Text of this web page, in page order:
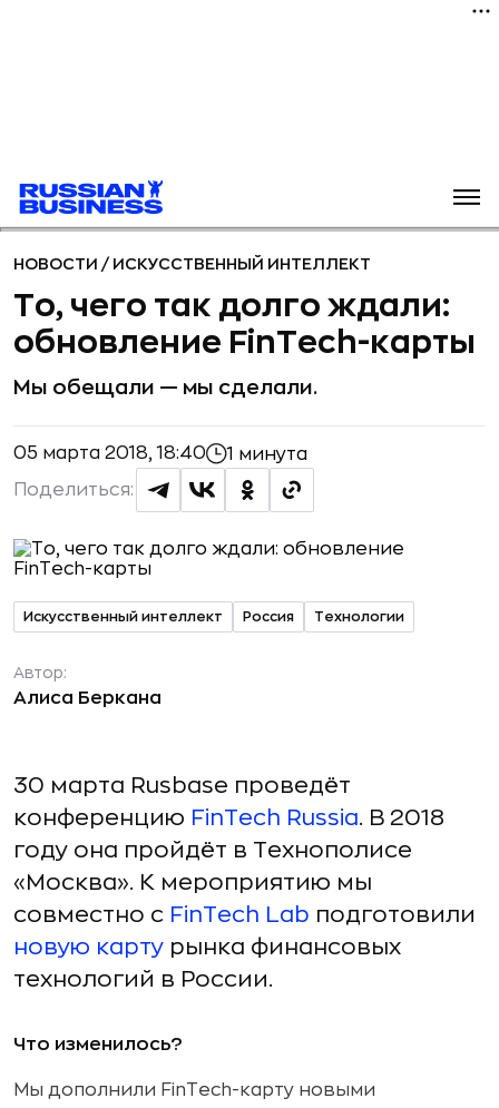
НОВОСТИ / ИСКУССТВЕННЫЙ ИНТЕЛЛЕКТ
То, чего так долго ждали:
обновление FinTech-карты
Мы обещали — мы сделали.
05 марта 2018, 18:40 1 минута
Поделиться:
Искусственный интеллект Россия Технологии
Автор:
Алиса Беркана
30 марта Rusbase проведёт
конференцию FinTech Russia. В 2018
году она пройдёт в Технополисе
«Москва». К мероприятию мы
совместно с FinTech Lab подготовили
новую карту рынка финансовых
технологий в России.
Что изменилось?
Мы дополнили FinTech-карту новыми